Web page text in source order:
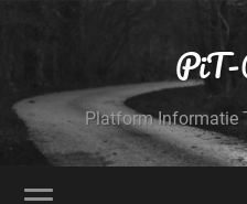
PiT-
Platform Informatie